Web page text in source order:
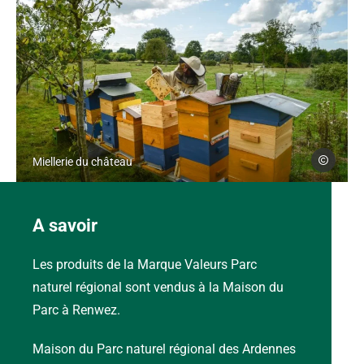
Miellerie du châteauPhoto, © Céline Lecomte PNR Céline
A savoir
Les produits de la Marque Valeurs Parc
naturel régional sont vendus à la Maison du
Parc à Renwez.
Maison du Parc naturel régional des Ardennes